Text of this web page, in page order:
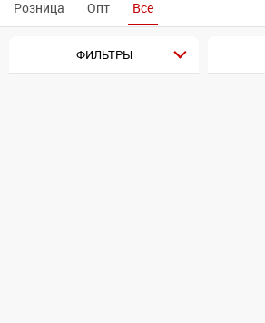
Розница Опт Все
ФИЛЬТРЫ